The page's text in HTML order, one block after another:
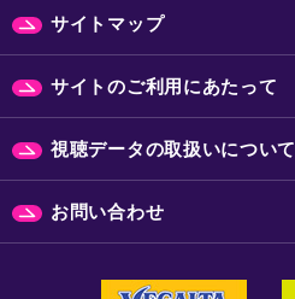
サイトマップ
サイトのご利用にあたって
視聴データの取扱いについて
お問い合わせ